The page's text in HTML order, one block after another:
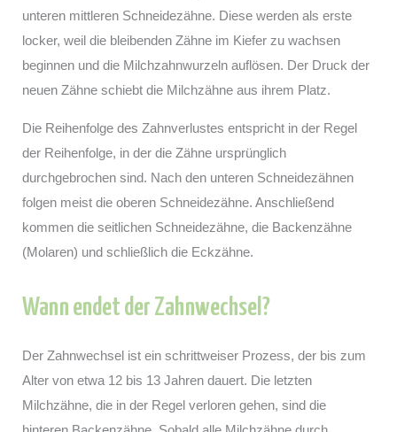
unteren mittleren Schneidezähne. Diese werden als erste
locker, weil die bleibenden Zähne im Kiefer zu wachsen
beginnen und die Milchzahnwurzeln auflösen. Der Druck der
neuen Zähne schiebt die Milchzähne aus ihrem Platz.
Die Reihenfolge des Zahnverlustes entspricht in der Regel
der Reihenfolge, in der die Zähne ursprünglich
durchgebrochen sind. Nach den unteren Schneidezähnen
folgen meist die oberen Schneidezähne. Anschließend
kommen die seitlichen Schneidezähne, die Backenzähne
(Molaren) und schließlich die Eckzähne.
Wann endet der Zahnwechsel?
Der Zahnwechsel ist ein schrittweiser Prozess, der bis zum
Alter von etwa 12 bis 13 Jahren dauert. Die letzten
Milchzähne, die in der Regel verloren gehen, sind die